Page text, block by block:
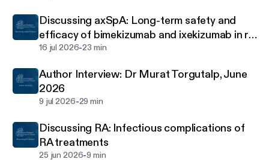
Discussing axSpA: Long-term safety and
efficacy of bimekizumab and ixekizumab in r-
axSpA
16 jul 2026-23 min
Author Interview: Dr Murat Torgutalp, June
2026
9 jul 2026-29 min
Discussing RA: Infectious complications of
RA treatments
25 jun 2026-9 min